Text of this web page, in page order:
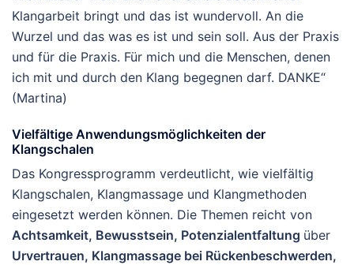
Klangarbeit bringt und das ist wundervoll. An die
Wurzel und das was es ist und sein soll. Aus der Praxis
und für die Praxis. Für mich und die Menschen, denen
ich mit und durch den Klang begegnen darf. DANKE“
(Martina)
Vielfältige Anwendungsmöglichkeiten der
Klangschalen
Das Kongressprogramm verdeutlicht, wie vielfältig
Klangschalen, Klangmassage und Klangmethoden
eingesetzt werden können. Die Themen reicht von
Achtsamkeit, Bewusstsein, Potenzialentfaltung über
Urvertrauen, Klangmassage bei Rückenbeschwerden,